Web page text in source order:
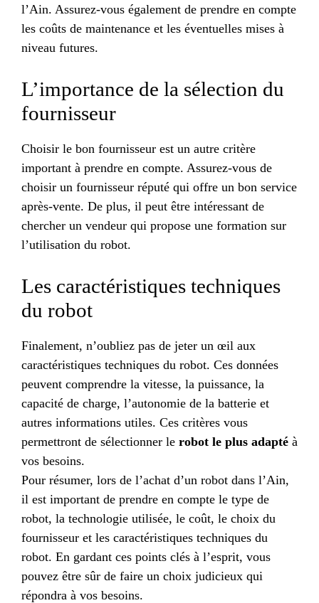
l’Ain. Assurez-vous également de prendre en compte
les coûts de maintenance et les éventuelles mises à
niveau futures.
L’importance de la sélection du
fournisseur
Choisir le bon fournisseur est un autre critère
important à prendre en compte. Assurez-vous de
choisir un fournisseur réputé qui offre un bon service
après-vente. De plus, il peut être intéressant de
chercher un vendeur qui propose une formation sur
l’utilisation du robot.
Les caractéristiques techniques
du robot
Finalement, n’oubliez pas de jeter un œil aux
caractéristiques techniques du robot. Ces données
peuvent comprendre la vitesse, la puissance, la
capacité de charge, l’autonomie de la batterie et
autres informations utiles. Ces critères vous
permettront de sélectionner le robot le plus adapté à
vos besoins.
Pour résumer, lors de l’achat d’un robot dans l’Ain,
il est important de prendre en compte le type de
robot, la technologie utilisée, le coût, le choix du
fournisseur et les caractéristiques techniques du
robot. En gardant ces points clés à l’esprit, vous
pouvez être sûr de faire un choix judicieux qui
répondra à vos besoins.